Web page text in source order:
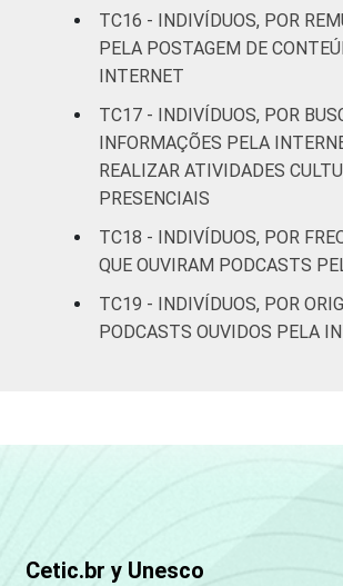
Mais de 3 SM
SM
SM
Mais de 10 SM
Não tem
Não
B
TC16 - INDIVÍDUOS, POR
PELA POSTAGEM DE
INTERNET
TC17 - INDIVÍDUOS, POR
INFORMAÇÕES PELA
REALIZAR ATIVIDADES
PRESENCIAIS
TC18 - INDIVÍDUOS, POR
QUE OUVIRAM PODCASTS
TC19 - INDIVÍDUOS, POR
PODCASTS OUVIDOS PELA
Cetic.br y Unesco